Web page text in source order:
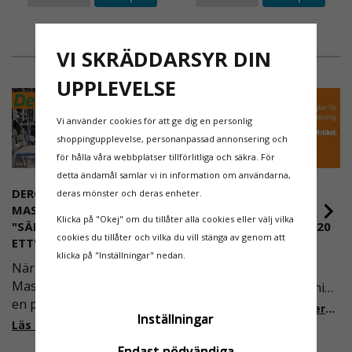
LÅNGVARIGA UPPGIFTER
för verktyg och rörelse, medan sparkskydd och
breda stegytor bidrar till en trygg arbetsposition
under längre pass. Den extra höjden gör
plattformen idealisk för exempelvis montage av
högt placerade installationer eller arbete på
fasader och industriutrustning.
Uppfyller och godkänd enligt bra
OBS! Miljöbilder kan i vissa fall visa annan variant
på stegen, funktion densamma oavsett längd.
DEROME
MASKINUTHYRNING -
"SÄKERHET ÄR ALLTID PRIO
ETT"
När Derome
Maskinuthyrning behövde
en pålitlig partner inom
fallskydd och
Läs mer om varför Derome väljer oss
NYA REGLER FÖR
AFS2023:9 & EN1004:2020
Även om det kan verka
våra regler för rullställning
i Sverige slappare än de
från EU i skrivande stund,
Läs mer om de nya reglerna!
VI SKRÄDDARSYR DIN
UPPLEVELSE
Vi använder cookies för att ge dig en personlig
shoppingupplevelse, personanpassad annonsering och
för hålla våra webbplatser tillförlitliga och säkra. För
detta ändamål samlar vi in information om användarna,
deras mönster och deras enheter.
Klicka på "Okej" om du tillåter alla cookies eller välj vilka
cookies du tillåter och vilka du vill stänga av genom att
klicka på "Inställningar" nedan.
Inställningar